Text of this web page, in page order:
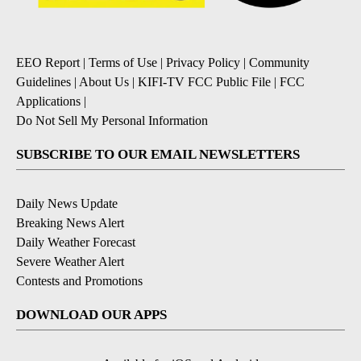
EEO Report| Terms of Use | Privacy Policy | Community
Guidelines | About Us | KIFI-TV FCC Public File | FCC
Applications |
Do Not Sell My Personal Information
SUBSCRIBE TO OUR EMAIL NEWSLETTERS
Daily News Update
Breaking News Alert
Daily Weather Forecast
Severe Weather Alert
Contests and Promotions
DOWNLOAD OUR APPS